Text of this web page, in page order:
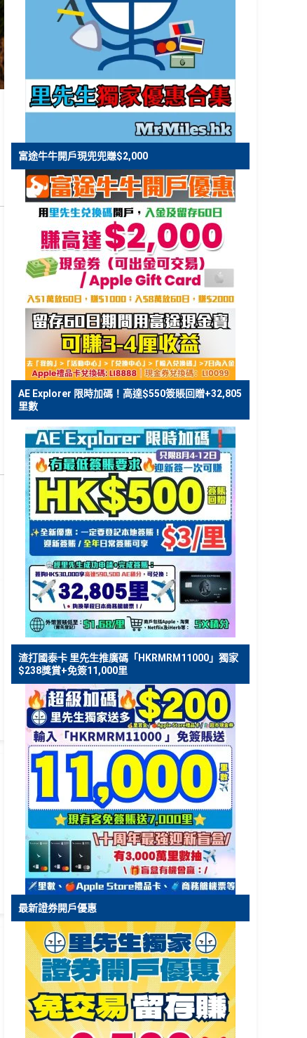
富途牛牛開戶現兜兜賺$2,000
AE Explorer 限時加碼！高達$550簽賬回贈+32,805
里數
渣打國泰卡 里先生推廣碼「HKRMRM11000」獨家
$238獎賞+免簽11,000里
最新證券開戶優惠